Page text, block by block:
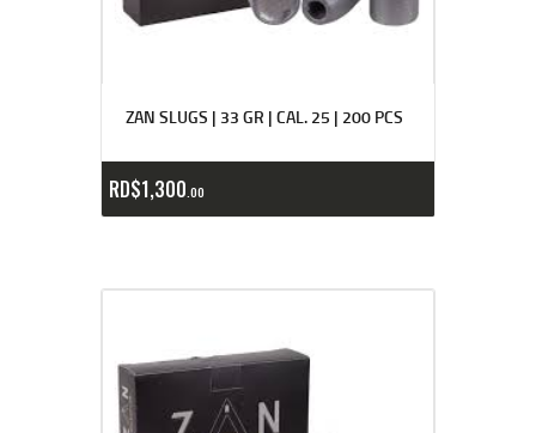
ZAN SLUGS | 33 GR | CAL. 25 | 200 PCS
RD$1,300 00